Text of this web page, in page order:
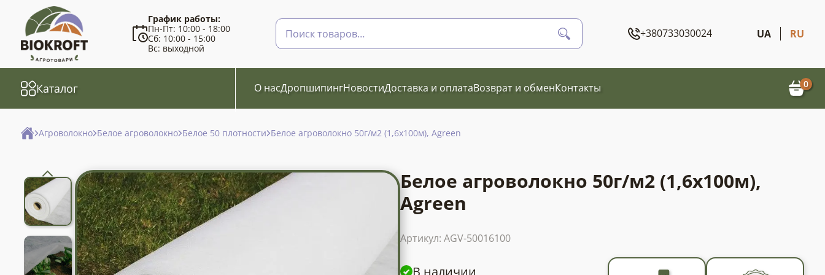
График работы:
Пн-Пт: 10:00 - 18:00
Сб: 10:00 - 15:00
Вс: выходной
Поиск
товаров +380733030024 UA RU
Каталог О насДропшипингНовостиДоставка и оплатаВозврат и обменКонтакты 0
Агроволокно Белое агроволокно Белое 50 плотности Белое агроволокно 50г/м2 (1,6х100м), Agreen
Белое агроволокно 50г/м2 (1,6х100м),
Agreen
Артикул: AGV-50016100
В наличии